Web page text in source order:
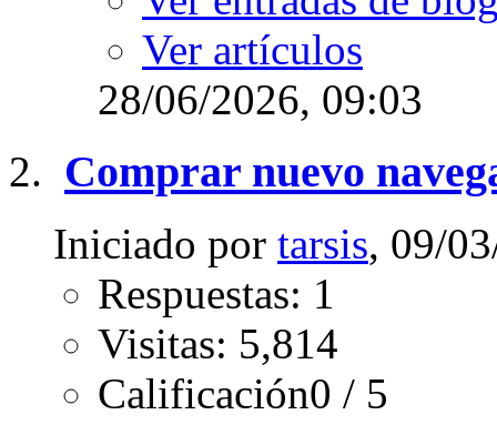
Ver artículos
28/06/2026, 09:03
Comprar nuevo
Iniciado por tarsis, 09/
Respuestas: 1
Visitas: 5,814
Calificación0 / 5